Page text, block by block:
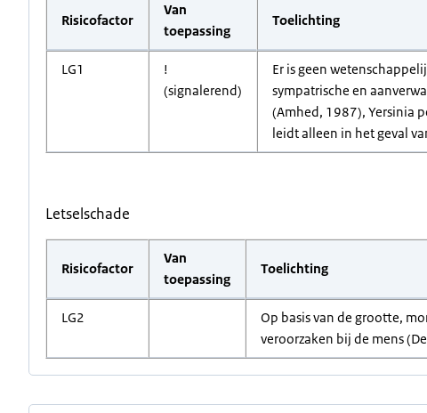
Risicofactor
Van
toepassing
Toelichting
LG1
!
(signalerend)
Er is geen
sympatrische en
(Amhed, 1987), Yersinia
leidt alleen in het geval
Letselschade
Risicofactor
Van
toepassing
Toelichting
LG2
Op basis van de grootte,
veroorzaken bij de mens